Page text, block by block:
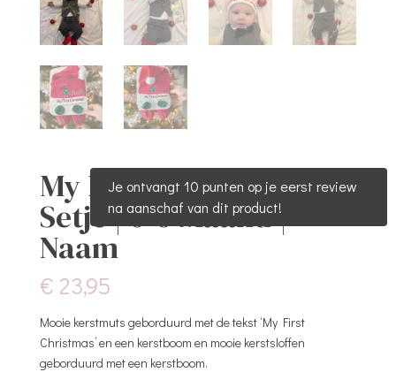
My First Christmas
Setje | 0-6 Maand |
Naam
€ 23,95
Mooie kerstmuts geborduurd met de tekst ‘My First
Christmas’ en een kerstboom en mooie kerstsloffen
geborduurd met een kerstboom.
Je ontvangt 10 punten op je eerst review
na aanschaf van dit product!